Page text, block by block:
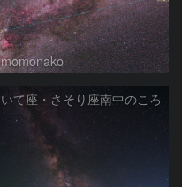
momonako
いて座・さそり座南中のころ